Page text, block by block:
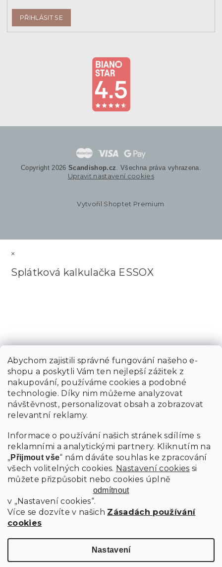
Abychom zajistili správné fungování našeho e-
shopu a poskytli Vám ten nejlepší zážitek z
nakupování, používáme cookies a podobné
technologie. Díky nim můžeme analyzovat
návštěvnost, personalizovat obsah a zobrazovat
relevantní reklamy.
Informace o používání našich stránek sdílíme s
reklamními a analytickými partnery. Kliknutím na
„Přijmout vše“ nám dáváte souhlas ke zpracování
všech volitelných cookies. Nastavení cookies si
můžete přizpůsobit nebo cookies úplně
odmítnout
v „Nastavení cookies“.
Více se dozvíte v našich Zásadách používání
cookies
Nastavení
PŘIHLÁSIT SE
Vytvořil Shoptet Premium
Copyright 2026 Scandishop.cz . Všechna práva vyhrazena.
Upravit nastavení cookies
×
Splátková kalkulačka ESSOX